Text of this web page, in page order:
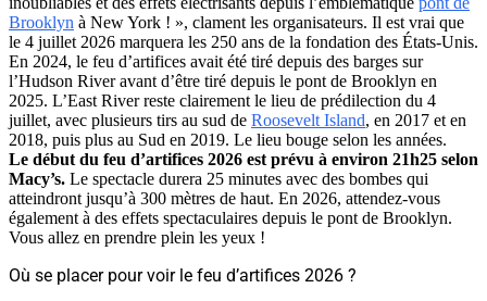
Brooklyn à New York ! », clament les organisateurs. Il est vrai que
le 4 juillet 2026 marquera les 250 ans de la fondation des États-Unis.
En 2024, le feu d’artifices avait été tiré depuis des barges sur
l’Hudson River avant d’être tiré depuis le pont de Brooklyn en
2025. L’East River reste clairement le lieu de prédilection du 4
juillet, avec plusieurs tirs au sud de Roosevelt Island, en 2017 et en
2018, puis plus au Sud en 2019. Le lieu bouge selon les années.
Le début du feu d’artifices 2026 est prévu à environ 21h25 selon
Macy’s. Le spectacle durera 25 minutes avec des bombes qui
atteindront jusqu’à 300 mètres de haut. En 2026, attendez-vous
également à des effets spectaculaires depuis le pont de Brooklyn.
Vous allez en prendre plein les yeux !
Où se placer pour voir le feu d’artifices 2026 ?